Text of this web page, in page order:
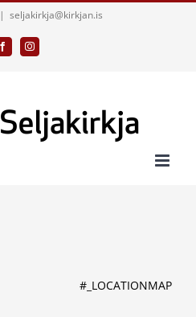
| seljakirkja@kirkjan.is
FacebookInstagram
#_LOCATIONMAP